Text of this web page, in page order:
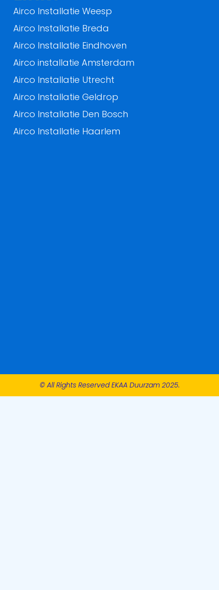
Airco Installatie Weesp
Airco Installatie Breda
Airco Installatie Eindhoven
Airco installatie Amsterdam
Airco Installatie Utrecht
Airco Installatie Geldrop
Airco Installatie Den Bosch
Airco Installatie Haarlem
© All Rights Reserved EKAA Duurzam 2025.